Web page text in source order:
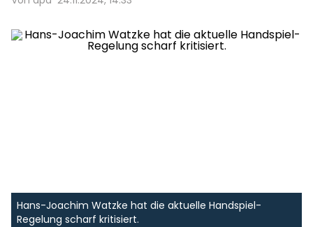
Hans-Joachim Watzke hat die aktuelle Handspiel-
Regelung scharf kritisiert.